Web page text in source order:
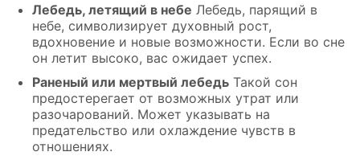
Лебедь, летящий в небе Лебедь, парящий в
небе, символизирует духовный рост,
вдохновение и новые возможности. Если во сне
он летит высоко, вас ожидает успех.
Раненый или мертвый лебедь Такой сон
предостерегает от возможных утрат или
разочарований. Может указывать на
предательство или охлаждение чувств в
отношениях.